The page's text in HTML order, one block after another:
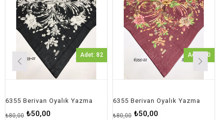
Berivan Oyalık Yazma
₺50,00
Adet: 82
6355 Berivan Oyalık Yazma
₺50,00
₺80,00
Adet: 30